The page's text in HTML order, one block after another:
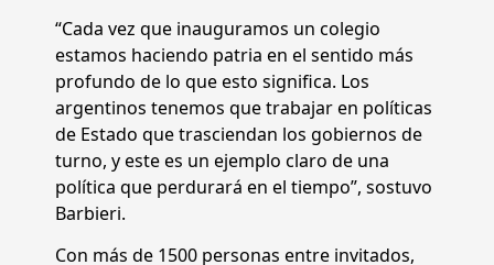
“Cada vez que inauguramos un colegio
estamos haciendo patria en el sentido más
profundo de lo que esto significa. Los
argentinos tenemos que trabajar en políticas
de Estado que trasciendan los gobiernos de
turno, y este es un ejemplo claro de una
política que perdurará en el tiempo”, sostuvo
Barbieri.
Con más de 1500 personas entre invitados,